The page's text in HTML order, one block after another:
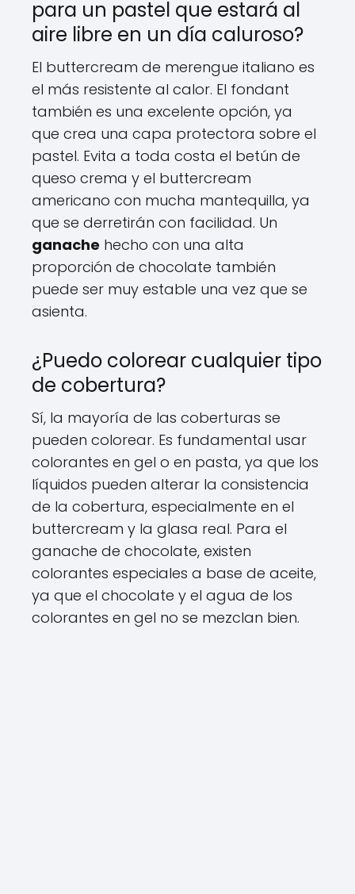
para un pastel que estará al
aire libre en un día caluroso?
El buttercream de merengue italiano es
el más resistente al calor. El fondant
también es una excelente opción, ya
que crea una capa protectora sobre el
pastel. Evita a toda costa el betún de
queso crema y el buttercream
americano con mucha mantequilla, ya
que se derretirán con facilidad. Un
ganache hecho con una alta
proporción de chocolate también
puede ser muy estable una vez que se
asienta.
¿Puedo colorear cualquier tipo
de cobertura?
Sí, la mayoría de las coberturas se
pueden colorear. Es fundamental usar
colorantes en gel o en pasta, ya que los
líquidos pueden alterar la consistencia
de la cobertura, especialmente en el
buttercream y la glasa real. Para el
ganache de chocolate, existen
colorantes especiales a base de aceite,
ya que el chocolate y el agua de los
colorantes en gel no se mezclan bien.